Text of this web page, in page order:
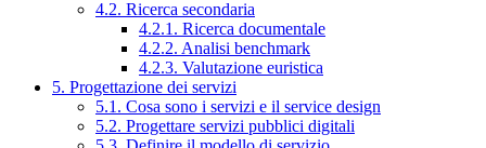
4.2. Ricerca secondaria
4.2.1. Ricerca documentale
4.2.2. Analisi benchmark
4.2.3. Valutazione euristica
5. Progettazione dei servizi
5.1. Cosa sono i servizi e il service design
5.2. Progettare servizi pubblici digitali